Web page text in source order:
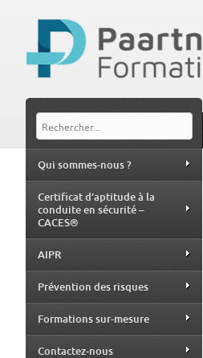
Qui sommes-nous ?
Certificat d’aptitude à la
conduite en sécurité –
CACES®
AIPR
Prévention des risques
Formations sur-mesure
Contactez-nous